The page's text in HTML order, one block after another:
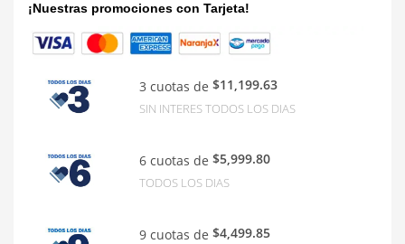
¡Nuestras promociones con Tarjeta!
3 cuotas de $11,199.63
SIN INTERES TODOS LOS DIAS
6 cuotas de $5,999.80
TODOS LOS DIAS
9 cuotas de $4,499.85